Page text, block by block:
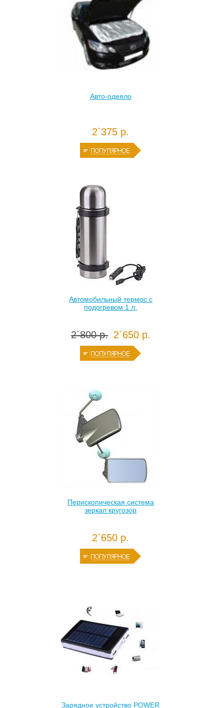
Авто-одеяло
2`375 р.
Автомобильный термос с
подогревом 1 л.
2`800 р. 2`650 р.
Перископическая система
зеркал кругозор
2`650 р.
Зарядное устройство POWER